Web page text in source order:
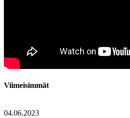
Viimeisimmät
04.06.2023